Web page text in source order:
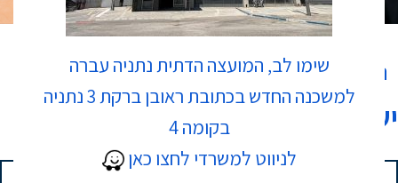
שימו לב, המועצה הדתית נתניה עברה
למשכנה החדש בכתובת ראובן ברקת 3 נתניה
בקומה 4
לניווט למשרדי לחצו כאן
נווט לכאן:
ישורון-1